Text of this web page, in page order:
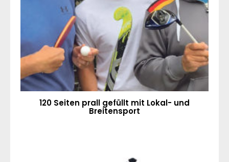
120 Seiten prall gefüllt mit Lokal- und
Breitensport